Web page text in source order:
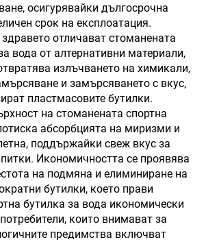
осигурявайки дългосрочна
срок на експлоатация.
отличават стоманената
вода от алтернативни материали,
излъчването на химикали,
и замърсяването с вкус,
пластмасовите бутилки.
на стоманената спортна
абсорбцията на миризми и
поддържайки свеж вкус за
Икономичността се проявява
на подмяна и елиминиране на
бутилки, което прави
бутилка за вода икономически
които внимават за
предимства включват